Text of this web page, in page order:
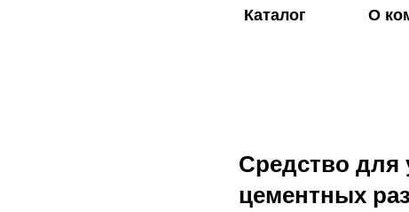
Каталог О
Средство для
цементных